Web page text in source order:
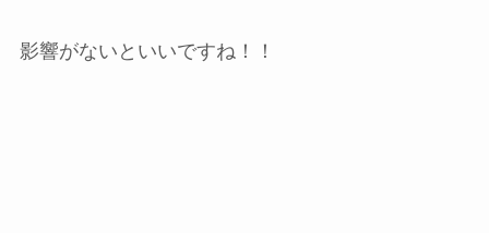
影響がないといいですね！！